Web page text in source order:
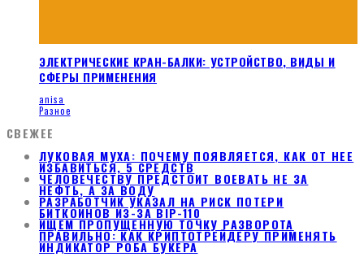
ЭЛЕКТРИЧЕСКИЕ КРАН-БАЛКИ: УСТРОЙСТВО, ВИДЫ И
СФЕРЫ ПРИМЕНЕНИЯ
anisa
Разное
СВЕЖЕЕ
ЛУКОВАЯ МУХА: ПОЧЕМУ ПОЯВЛЯЕТСЯ, КАК ОТ НЕЕ
ИЗБАВИТЬСЯ, 5 СРЕДСТВ
ЧЕЛОВЕЧЕСТВУ ПРЕДСТОИТ ВОЕВАТЬ НЕ ЗА
НЕФТЬ, А ЗА ВОДУ
РАЗРАБОТЧИК УКАЗАЛ НА РИСК ПОТЕРИ
БИТКОИНОВ ИЗ-ЗА BIP-110
ИЩЕМ ПРОПУЩЕННУЮ ТОЧКУ РАЗВОРОТА
ПРАВИЛЬНО: КАК КРИПТОТРЕЙДЕРУ ПРИМЕНЯТЬ
ИНДИКАТОР РОБА БУКЕРА